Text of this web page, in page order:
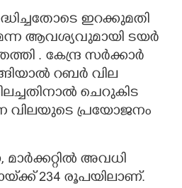
ഇറക്കുമതി
ആവശ്യവുമായി ടയർ
. കേന്ദ്ര സർക്കാർ
റബർ വില
ചെറുകിട
വിലയുടെ പ്രയോജനം
അവധി
234 രൂപയിലാണ്.